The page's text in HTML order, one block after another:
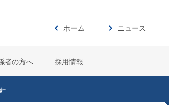
ホーム ニュース
者の方へ 採用情報